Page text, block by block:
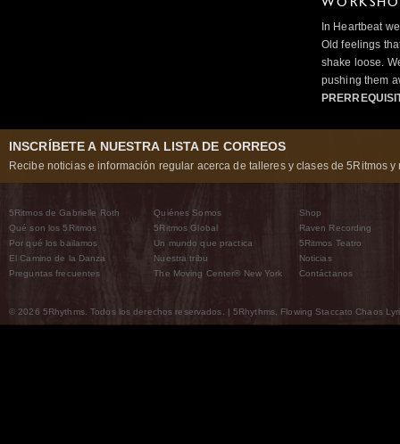
In Heartbeat
Old feelings
shake loose.
pushing them
INSCRÍBETE A NUESTRA LISTA DE CORREOS
Recibe noticias e información regular acerca de talleres y clases de 5Ritmos y
5Ritmos de Gabrielle Roth
Qué son los 5Ritmos
Por qué los bailamos
El Camino de la Danza
Preguntas frecuentes
Quiénes Somos
5Ritmos Global
Un mundo que practica
Nuestra tribu
The Moving Center® New York
Shop
Raven Recording
5Ritmos Teatro
Noticias
Contáctanos
© 2026 5Rhythms. Todos los derechos reservados. | 5Rhythms, Flowing Staccato Chaos